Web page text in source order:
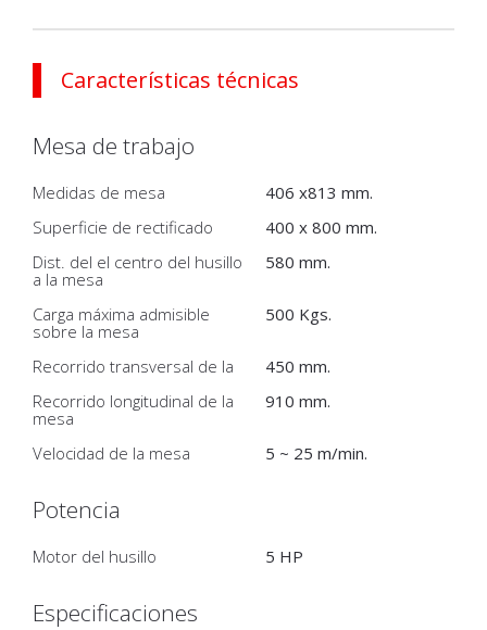
Características técnicas
Mesa de trabajo
Medidas de mesa
406 x813 mm.
Superficie de rectificado
400 x 800 mm.
Dist. del el centro del husillo
a la mesa
580 mm.
Carga máxima admisible
sobre la mesa
500 Kgs.
Recorrido transversal de la
450 mm.
Recorrido longitudinal de la
mesa
910 mm.
Velocidad de la mesa 5 ~ 25 m/min.
Potencia
Motor del husillo 5 HP
Especificaciones